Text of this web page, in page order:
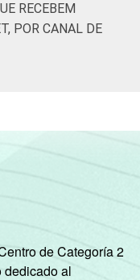
RECEBEM
POR CANAL DE
de Categoría 2
dedicado al